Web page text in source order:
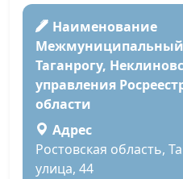
Наименование
Межмуниципальный
Таганрогу,
управления
области
Адрес
Ростовская область,
улица, 44